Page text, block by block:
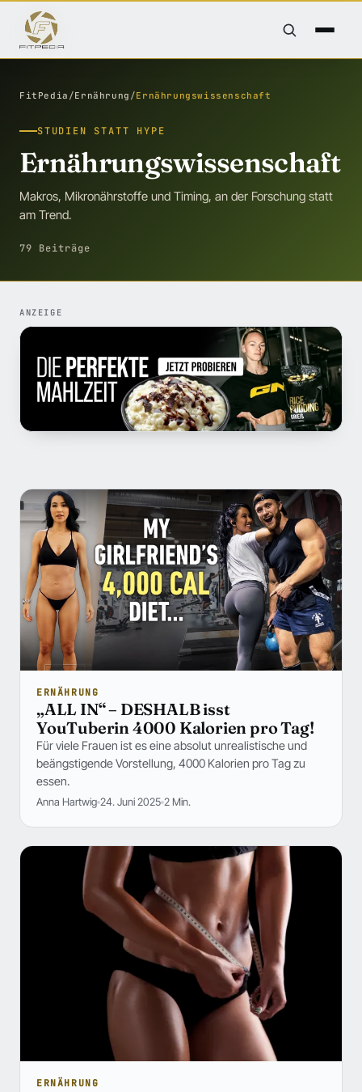
FitPedia /Ernährung /Ernährungswissenschaft
STUDIEN STATT HYPE
Ernährungswissenschaft
Makros, Mikronährstoffe und Timing, an der Forschung statt
am Trend.
79 Beiträge
ANZEIGE
Beiträge in
ERNÄHRUNG
„ALL IN“ – DESHALB isst
YouTuberin 4000 Kalorien pro Tag!
Für viele Frauen ist es eine absolut unrealistische und
beängstigende Vorstellung, 4000 Kalorien pro Tag zu
essen.
Anna Hartwig 24. Juni 2025 2 Min.
ERNÄHRUNG